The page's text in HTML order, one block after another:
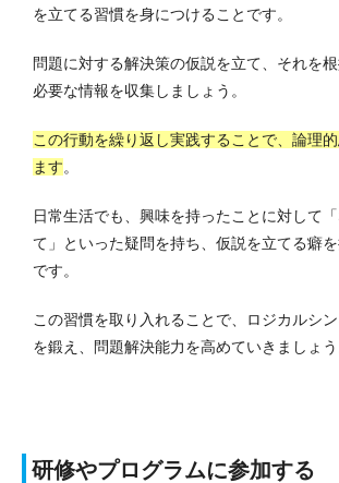
を立てる習慣を身につけることです。
問題に対する解決策の仮説を立て、それを
必要な情報を収集しましょう。
この行動を繰り返し実践することで、論理
ます。
日常生活でも、興味を持ったことに対して
て」といった疑問を持ち、仮説を立てる癖
です。
この習慣を取り入れることで、ロジカルシ
を鍛え、問題解決能力を高めていきましょう
研修やプログラムに参加する